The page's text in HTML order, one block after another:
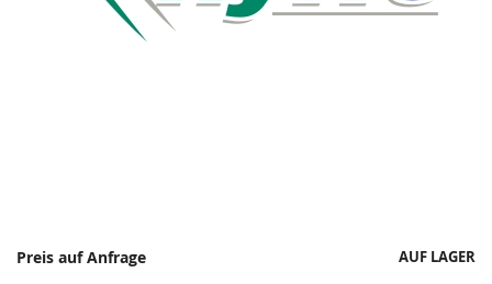
Preis auf Anfrage AUF LAGER
Springe